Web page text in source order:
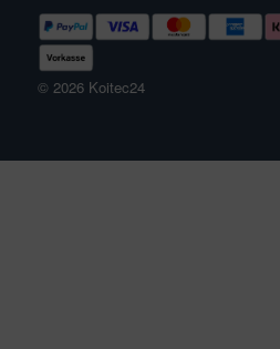
© 2026 Koitec24